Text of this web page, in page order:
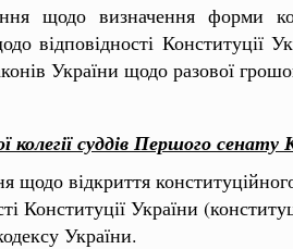
щодо визначення форми
відповідності Конституції
України щодо разової
колегії суддів Першого
щодо відкриття
Конституції України
України.